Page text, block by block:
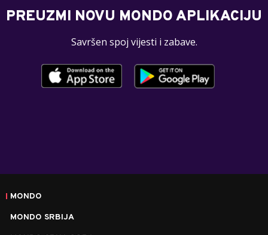
PREUZMI NOVU MONDO APLIKACIJU
Savršen spoj vijesti i zabave.
MONDO
MONDO SRBIJA